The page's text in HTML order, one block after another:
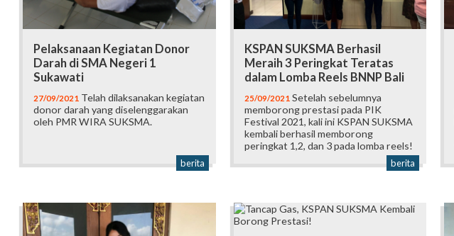
Pelaksanaan Kegiatan Donor
Darah di SMA Negeri 1
Sukawati
27/09/2021 Telah dilaksanakan kegiatan
donor darah yang diselenggarakan
oleh PMR WIRA SUKSMA.
berita
KSPAN SUKSMA Berhasil
Meraih 3 Peringkat Teratas
dalam Lomba Reels BNNP Bali
25/09/2021 Setelah sebelumnya
memborong prestasi pada PIK
Festival 2021, kali ini KSPAN SUKSMA
kembali berhasil memborong
peringkat 1,2, dan 3 pada lomba reels!
berita